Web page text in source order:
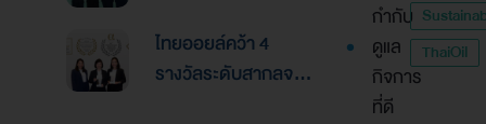
เลิศด้านการบริหาร
การเงินและการระดม
ทุน
รางวัล “Asian
Excellence Award
ไทยออยล์คว้า 4
รางวัลระดับสากลจาก
กำกับ
ดูแล
กิจการ
ที่ดี
ThaiOil